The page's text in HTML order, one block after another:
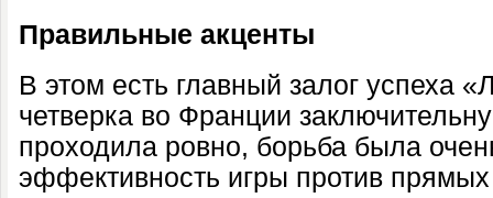
Правильные акценты
В этом есть главный залог успеха
четверка во Франции
проходила ровно, борьба была
эффективность игры против